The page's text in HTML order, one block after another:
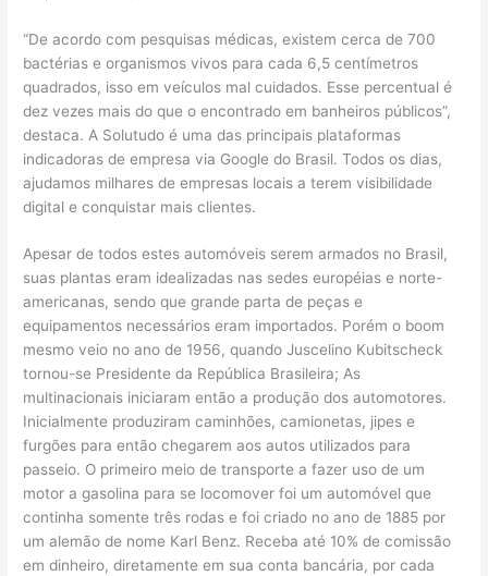
“De acordo com pesquisas médicas, existem cerca de 700
bactérias e organismos vivos para cada 6,5 centímetros
quadrados, isso em veículos mal cuidados. Esse percentual é
dez vezes mais do que o encontrado em banheiros públicos”,
destaca. A Solutudo é uma das principais plataformas
indicadoras de empresa via Google do Brasil. Todos os dias,
ajudamos milhares de empresas locais a terem visibilidade
digital e conquistar mais clientes.
Apesar de todos estes automóveis serem armados no Brasil,
suas plantas eram idealizadas nas sedes européias e norte-
americanas, sendo que grande parta de peças e
equipamentos necessários eram importados. Porém o boom
mesmo veio no ano de 1956, quando Juscelino Kubitscheck
tornou-se Presidente da República Brasileira; As
multinacionais iniciaram então a produção dos automotores.
Inicialmente produziram caminhões, camionetas, jipes e
furgões para então chegarem aos autos utilizados para
passeio. O primeiro meio de transporte a fazer uso de um
motor a gasolina para se locomover foi um automóvel que
continha somente três rodas e foi criado no ano de 1885 por
um alemão de nome Karl Benz. Receba até 10% de comissão
em dinheiro, diretamente em sua conta bancária, por cada